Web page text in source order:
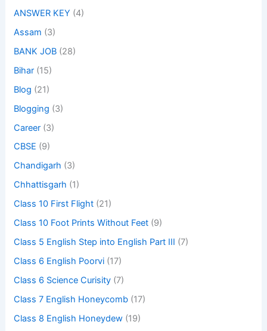
ANSWER KEY (4)
Assam (3)
BANK JOB (28)
Bihar (15)
Blog (21)
Blogging (3)
Career (3)
CBSE (9)
Chandigarh (3)
Chhattisgarh (1)
Class 10 First Flight (21)
Class 10 Foot Prints Without Feet (9)
Class 5 English Step into English Part III (7)
Class 6 English Poorvi (17)
Class 6 Science Curisity (7)
Class 7 English Honeycomb (17)
Class 8 English Honeydew (19)